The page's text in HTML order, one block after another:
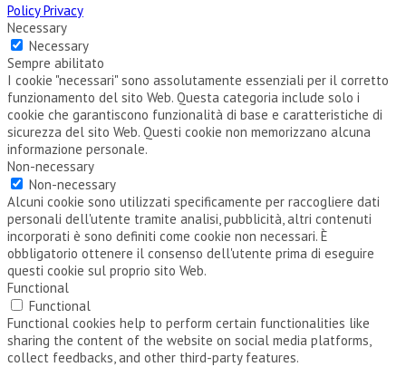
Policy Privacy
Necessary
Necessary
Sempre abilitato
I cookie "necessari" sono assolutamente essenziali per il corretto
funzionamento del sito Web. Questa categoria include solo i
cookie che garantiscono funzionalità di base e caratteristiche di
sicurezza del sito Web. Questi cookie non memorizzano alcuna
informazione personale.
Non-necessary
Non-necessary
Alcuni cookie sono utilizzati specificamente per raccogliere dati
personali dell'utente tramite analisi, pubblicità, altri contenuti
incorporati è sono definiti come cookie non necessari. È
obbligatorio ottenere il consenso dell'utente prima di eseguire
questi cookie sul proprio sito Web.
Functional
Functional
Functional cookies help to perform certain functionalities like
sharing the content of the website on social media platforms,
collect feedbacks, and other third-party features.